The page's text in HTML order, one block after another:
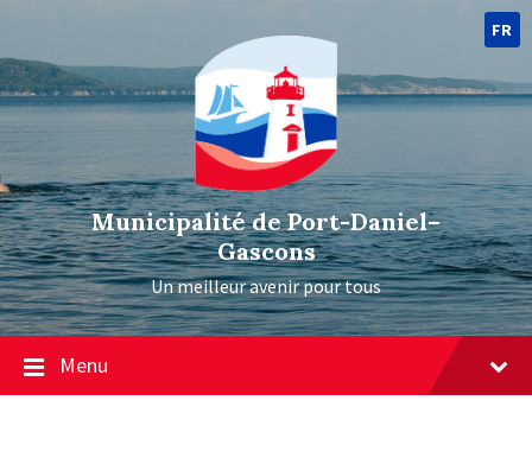
FR
Municipalité de Port-Daniel–
Gascons
Un meilleur avenir pour tous
Menu